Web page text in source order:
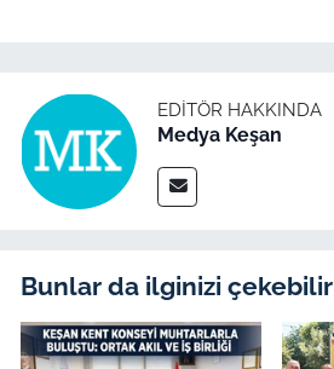
EDITÖR HAKKINDA
Medya Keşan
Bunlar da ilginizi çekebilir
Magazin
İş Dünyası
English News
Canlı Maç